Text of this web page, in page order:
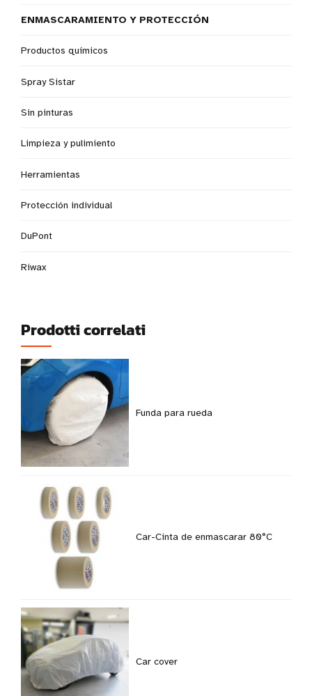
ENMASCARAMIENTO Y PROTECCIÓN
Productos químicos
Spray Sistar
Sin pinturas
Limpieza y pulimiento
Herramientas
Protección individual
DuPont
Riwax
Prodotti correlati
Funda para rueda
Car-Cinta de enmascarar 80°C
Car cover